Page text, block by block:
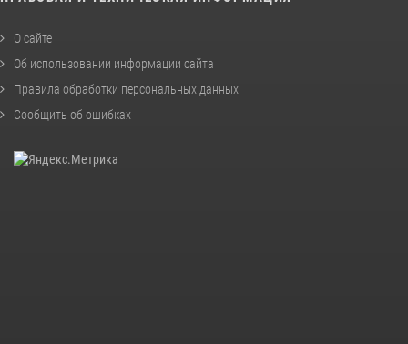
О сайте
Об использовании информации сайта
Правила обработки персональных данных
Сообщить об ошибках